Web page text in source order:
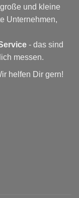
und kleine
Unternehmen,
- das sind
messen.
helfen Dir gern!